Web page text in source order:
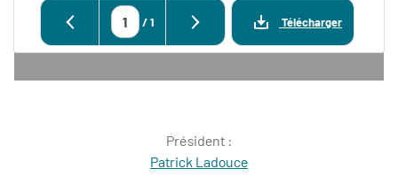
/1 Télécharger
Président :
Patrick Ladouce